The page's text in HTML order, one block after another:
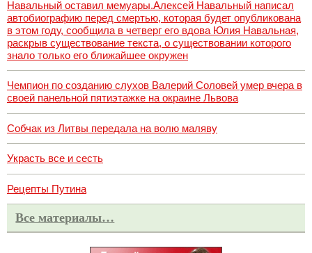
Навальный оставил мемуары.Алексей Навальный написал
автобиографию перед смертью, которая будет опубликована
в этом году, сообщила в четверг его вдова Юлия Навальная,
раскрыв существование текста, о существовании которого
знало только его ближайшее окружен
Чемпион по созданию слухов Валерий Соловей умер вчера в
своей панельной пятиэтажке на окраине Львова
Собчак из Литвы передала на волю маляву
Украсть все и сесть
Рецепты Путина
Все материалы…